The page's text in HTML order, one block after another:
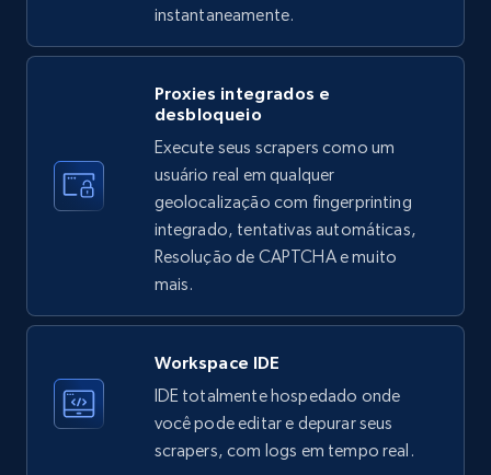
5.7K+ Comece grátis
LinkedIn company information
ID, Name, Country code, Locations, Followers,
Employees in linkedin, About, Specialties, and
more.
3.5K+ Comece grátis
Instagram - Profiles
Account, Fbid, ID, Followers, Posts count, Is
business account, Is professional account, Is
verified, and more.
instantaneamente.
Proxies integrados e
desbloqueio
Execute seus scrapers como um
usuário real em qualquer
geolocalização com fingerprinting
integrado, tentativas automáticas,
Resolução de CAPTCHA e muito
mais.
Workspace IDE
IDE totalmente hospedado onde
você pode editar e depurar seus
scrapers, com logs em tempo real.